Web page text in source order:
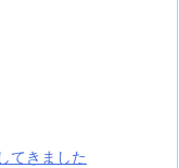
てきました